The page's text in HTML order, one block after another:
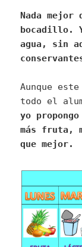
Nada
bocadillo.
agua, sin
Aunque
todo el
yo
más fruta,
que mejor.